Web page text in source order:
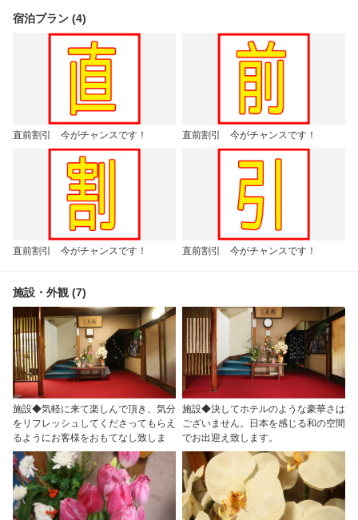
宿泊プラン (4)
直前割引 今がチャンスです！ 直前割引 今がチャンスです！
直前割引 今がチャンスです！ 直前割引 今がチャンスです！
施設・外観 (7)
施設◆気軽に来て楽しんで頂き、気分
をリフレッシュしてくださってもらえ
るようにお客様をおもてなし致しま
施設◆決してホテルのような豪華さは
ございません。日本を感じる和の空間
でお出迎え致します。